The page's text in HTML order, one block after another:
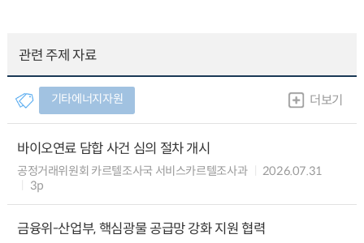
관련 주제 자료
기타에너지자원 더보기
바이오연료 담합 사건 심의 절차 개시
공정거래위원회 카르텔조사국 서비스카르텔조사과
2026.07.31
3p
금융위-산업부, 핵심광물 공급망 강화 지원 협력